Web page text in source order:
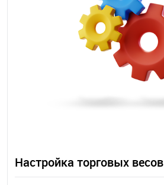
Настройка торговых весов